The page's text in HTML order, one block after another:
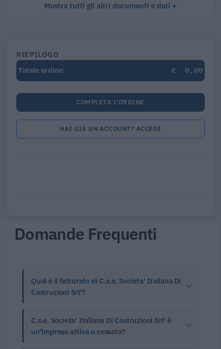
Mostra tutti gli altri documenti e dati
RIEPILOGO
Totale ordine:
€ 0,00
COMPLETA L'ORDINE
HAI GIÀ UN ACCOUNT? ACCEDI
Domande Frequenti
Qual è il fatturato di C.s.e. Societa' Italiana Di
Costruzioni Srl'?
C.s.e. Societa' Italiana Di Costruzioni Srl' è
un'impresa attiva o cessata?